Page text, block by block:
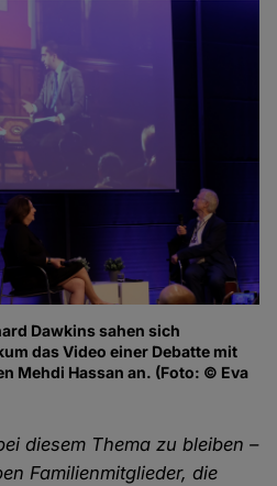
Dawkins sahen sich
das Video einer Debatte mit
Mehdi Hassan an. (Foto: © Eva
diesem Thema zu bleiben –
Familienmitglieder, die